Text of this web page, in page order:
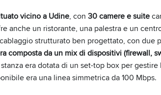
vicino a Udine, con 30 camere e suite
anche un ristorante, una palestra e un
strutturato ben progettato, con due
composta da un mix di dispositivi (firewall,
era dotata di un set-top box per gestire
era una linea simmetrica da 100 Mbps.